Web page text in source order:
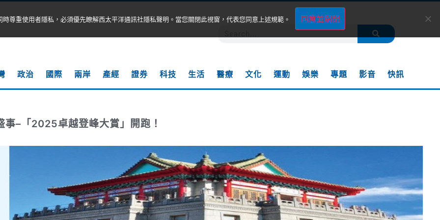
政治 國際 兩岸 產經 證券 科技 生活 醫療 文化 運動 娛樂 專題 影音 快訊
–「2025卓越登峰大賞」開跑！
尊重使用者隱私，必須優先瞭解西太平洋通訊社隱私聲明。當您關閉此視窗，代表您同意上述規範。 同意並關閉